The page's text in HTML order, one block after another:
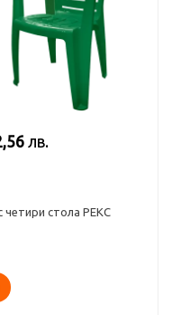
лв.
четири стола РЕКС